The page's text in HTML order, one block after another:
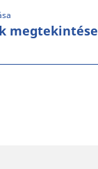
megtekintése